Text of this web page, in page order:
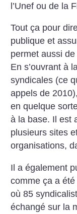
l’Unef ou de la
Tout ça pour
publique et
permet aussi
En s’ouvrant à
syndicales (ce
appels de
en quelque
à la base. Il est
plusieurs sites
organisations,
Il a également
comme ça a
où 85
échangé sur la